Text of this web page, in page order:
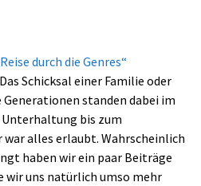
„Reise durch die Genres“
Schicksal einer Familie oder
standen dabei im
bis zum
alles erlaubt. Wahrscheinlich
haben wir ein paar Beiträge
wir uns natürlich umso mehr